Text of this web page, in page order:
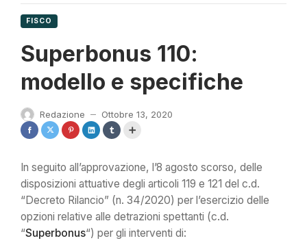
FISCO
Superbonus 110:
modello e specifiche
Redazione — Ottobre 13, 2020
In seguito all’approvazione, l’8 agosto scorso, delle
disposizioni attuative degli articoli 119 e 121 del c.d.
“Decreto Rilancio” (n. 34/2020) per l’esercizio delle
opzioni relative alle detrazioni spettanti (c.d.
“Superbonus“) per gli interventi di: